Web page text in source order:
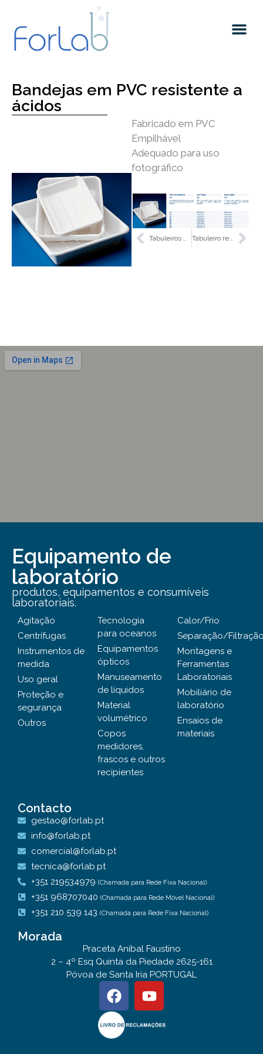
Bandejas em PVC resistente a
ácidos
Fabricado em PVC
Empilhável
Adequado para uso
fotográfico
Tabuleiro retangular em aço inoxidável para instrumentos.
Equipamento de
laboratório
produtos, equipamentos e consumíveis
laboratoriais.
Agitação
Centrífugas
Instrumentos de
medida
Uso geral
Proteção e
segurança
Outros
Tecnologia
para oceanos
Equipamentos
ópticos
Manuseamento
de líquidos
Material
volumétrico
Copos
medidores,
frascos e outros
recipientes
Calor/Frio
Separação/
Montagens e
Ferramentas
Laboratoriais
Mobiliário de
laboratório
Ensaios de
materiais
Contacto
gestao@forlab.pt
info@forlab.pt
comercial@forlab.pt
tecnica@forlab.pt
+351 219534979 (Chamada para Rede Fixa Nacional)
+351 968707040 (Chamada para Rede Móvel Nacional)
+351 210 539 143 (Chamada para Rede Fixa Nacional)
Morada
Praceta Anibal Faustino
2 – 4º Esq Quinta da Piedade 2625-161
Póvoa de Santa Iria PORTUGAL